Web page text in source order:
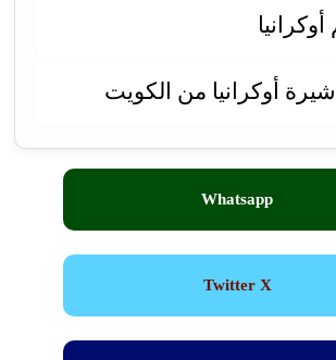
أوكرانيا من الكويت
Whatsapp
Twitter X